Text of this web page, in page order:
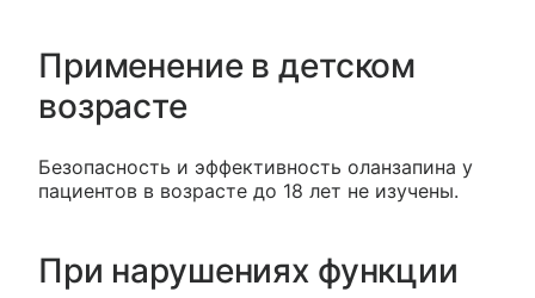
Применение в детском
возрасте
Безопасность и эффективность оланзапина у
пациентов в возрасте до 18 лет не изучены.
При нарушениях функции